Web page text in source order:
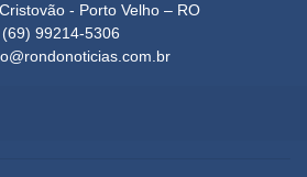
- Porto Velho – RO
(69) 99214-5306